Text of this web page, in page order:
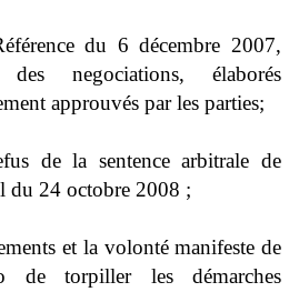
du 6 décembre 2007,
negociations, élaborés
approuvés par les parties;
de la sentence arbitrale de
du 24 octobre 2008 ;
et la volonté manifeste de
de torpiller les démarches